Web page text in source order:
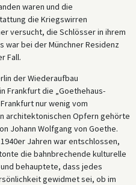
waren und die
die Kriegswirren
versucht, die Schlösser in ihrem
war bei der Münchner Residenz
Fall.
der Wiederaufbau
Frankfurt die „Goethehaus-
nur wenig vom
architektonischen Opfern gehörte
Johann Wolfgang von Goethe.
Jahren war entschlossen,
die bahnbrechende kulturelle
behauptete, dass jedes
gewidmet sei, ob im